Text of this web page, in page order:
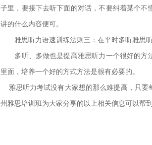
子里，要接下去听下面的对话，不要纠着某个
讲的什么内容便可。
雅思听力语速训练法则三：在平时多听雅思听
多听、多做也是提高雅思听力一个很好的方
里面，培养一个好的方式方法是很有必要的。
雅思听力考试没有大家想的那么难提高，只要
州雅思培训班为大家分享的以上相关信息可以帮